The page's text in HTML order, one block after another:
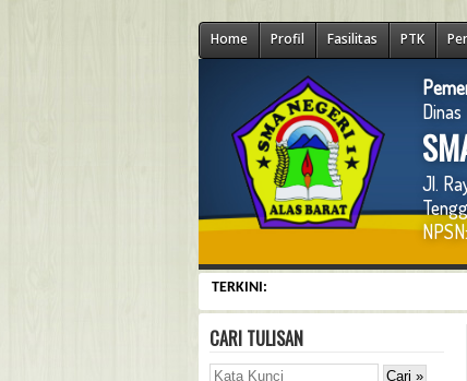
Home Profil Fasilitas PTK
Jl.
TERKINI:
CARI TULISAN